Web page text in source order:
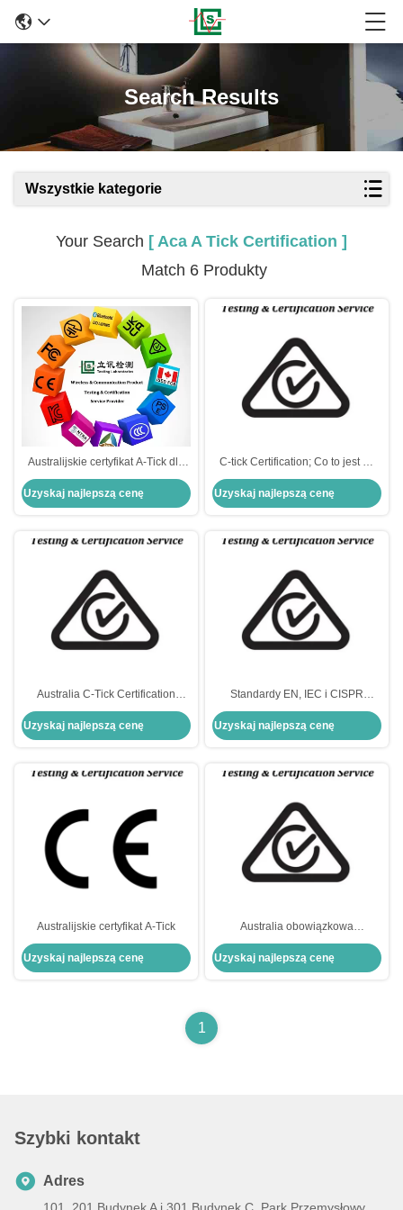
Search Results
Wszystkie kategorie
Your Search [ Aca A Tick Certification ]
Match 6 Produkty
Australijskie certyfikat A-Tick dla
sprzętu komunikacyjnego
Uzyskaj najlepszą cenę
C-tick Certification; Co to jest C-
tick Certification?
Uzyskaj najlepszą cenę
Australia C-Tick Certification
AS/NZS EMC Testing And
Certificate
Uzyskaj najlepszą cenę
Standardy EN, IEC i CISPR
Australijskie certyfikacje C-Tick
AS/NZS Badania i certyfikaty EMC
Uzyskaj najlepszą cenę
Australijskie certyfikat A-Tick
Uzyskaj najlepszą cenę
Australia obowiązkowa
certyfikacja rejestracja RCM, w
tym SAA i C-TICK
Uzyskaj najlepszą cenę
1
Szybki kontakt
Adres